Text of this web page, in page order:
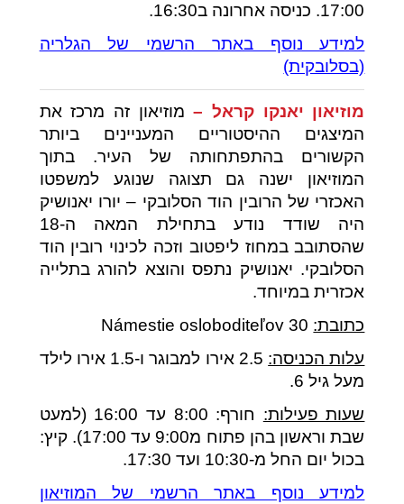
17:00. כניסה אחרונה ב16:30.
למידע נוסף באתר הרשמי של הגלריה
(בסלובקית)
מוזיאון יאנקו קראל –מוזיאון זה מרכז את
המיצגים ההיסטוריים המעניינים ביותר
הקשורים בהתפתחותה של העיר. בתוך
המוזיאון ישנה גם תצוגה שנוגע למשפטו
האכזרי של הרובין הוד הסלובקי – יורו יאנושיק
היה שודד נודע בתחילת המאה ה-18
שהסתובב במחוז ליפטוב וזכה לכינוי רובין הוד
הסלובקי. יאנושיק נתפס והוצא להורג בתלייה
אכזרית במיוחד.
כתובת:
עלות הכניסה:
2.5 אירו למבוגר ו-1.5 אירו לילד
מעל גיל 6.
שעות פעילות:
חורף: 8:00 עד 16:00 (למעט
שבת וראשון בהן פתוח מ9:00 עד 17:00). קיץ:
בכול יום החל מ-10:30 ועד 17:30.
למידע נוסף באתר הרשמי של המוזיאון